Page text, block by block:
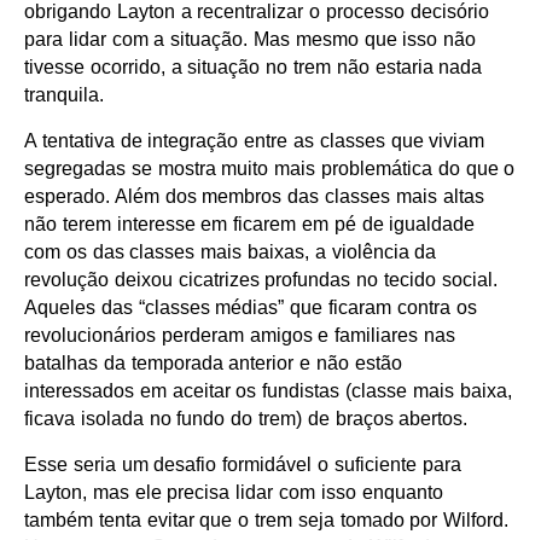
obrigando Layton a recentralizar o processo decisório
para lidar com a situação. Mas mesmo que isso não
tivesse ocorrido, a situação no trem não estaria nada
tranquila.
A tentativa de integração entre as classes que viviam
segregadas se mostra muito mais problemática do que o
esperado. Além dos membros das classes mais altas
não terem interesse em ficarem em pé de igualdade
com os das classes mais baixas, a violência da
revolução deixou cicatrizes profundas no tecido social.
Aqueles das “classes médias” que ficaram contra os
revolucionários perderam amigos e familiares nas
batalhas da temporada anterior e não estão
interessados em aceitar os fundistas (classe mais baixa,
ficava isolada no fundo do trem) de braços abertos.
Esse seria um desafio formidável o suficiente para
Layton, mas ele precisa lidar com isso enquanto
também tenta evitar que o trem seja tomado por Wilford.